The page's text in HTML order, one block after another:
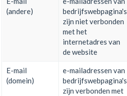
(andere)
bedrijfswebpagina's
zijn niet verbonden
met het
internetadres van
de website
E-mail
(domein)
e-mailadressen van
bedrijfswebpagina's
zijn verbonden met